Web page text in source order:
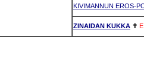
KIVIMANNUN EROS-
ZINAIDAN KUKKA ✝ E